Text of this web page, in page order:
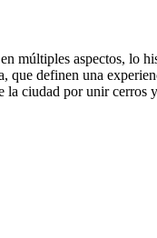
múltiples aspectos,
definen una
ciudad por unir